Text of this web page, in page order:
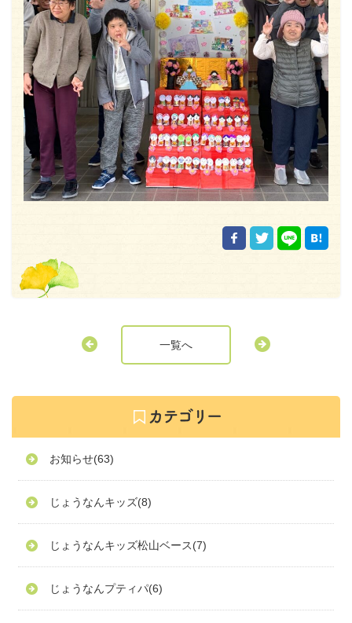
一覧へ
お知らせ(63)
じょうなんキッズ(8)
じょうなんキッズ松山ベース(7)
じょうなんプティパ(6)